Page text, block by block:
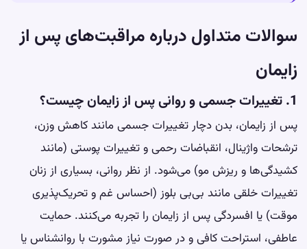
سوالات متداول درباره مراقبت‌های پس از
زایمان
1. تغییرات جسمی و روانی پس از زایمان چیست؟
پس از زایمان، بدن دچار تغییرات جسمی مانند کاهش وزن،
ترشحات واژینال، انقباضات رحمی و تغییرات پوستی (مانند
کشیدگی‌ها و ریزش مو) می‌شود. از نظر روانی، بسیاری از زنان
تغییرات خلقی مانند بی‌بی بلوز (احساس غم و تحریک‌پذیری
موقت) یا افسردگی پس از زایمان را تجربه می‌کنند. حمایت
عاطفی، استراحت کافی و در صورت نیاز مشورت با روانشناس یا